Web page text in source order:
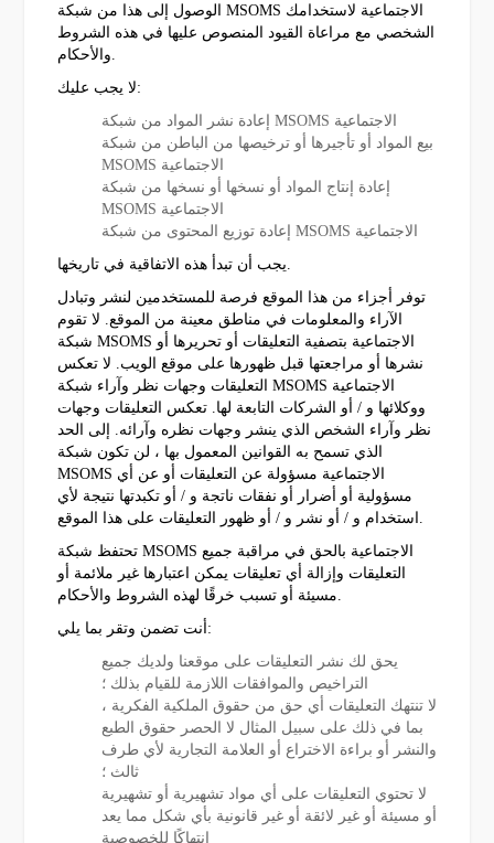
الوصول إلى هذا من شبكة MSOMS الاجتماعية لاستخدامك
الشخصي مع مراعاة القيود المنصوص عليها في هذه الشروط
لا يجب عليك:
إعادة نشر المواد من شبكة MSOMS الاجتماعية
بيع المواد أو تأجيرها أو ترخيصها من الباطن من شبكة
MSOMS الاجتماعية
إعادة إنتاج المواد أو نسخها أو نسخها من شبكة
MSOMS الاجتماعية
إعادة توزيع المحتوى من شبكة MSOMS الاجتماعية
توفر أجزاء من هذا الموقع فرصة للمستخدمين لنشر وتبادل
الآراء والمعلومات في مناطق معينة من الموقع. لا تقوم
شبكة MSOMS الاجتماعية بتصفية التعليقات أو تحريرها أو
نشرها أو مراجعتها قبل ظهورها على موقع الويب. لا تعكس
التعليقات وجهات نظر وآراء شبكة MSOMS الاجتماعية
ووكلائها و / أو الشركات التابعة لها. تعكس التعليقات وجهات
نظر وآراء الشخص الذي ينشر وجهات نظره وآرائه. إلى الحد
الذي تسمح به القوانين المعمول بها ، لن تكون شبكة
MSOMS الاجتماعية مسؤولة عن التعليقات أو عن أي
مسؤولية أو أضرار أو نفقات ناتجة و / أو تكبدتها نتيجة لأي
تحتفظ شبكة MSOMS الاجتماعية بالحق في مراقبة جميع
التعليقات وإزالة أي تعليقات يمكن اعتبارها غير ملائمة أو
أنت تضمن وتقر بما يلي:
يحق لك نشر التعليقات على موقعنا ولديك جميع
التراخيص والموافقات اللازمة للقيام بذلك ؛
لا تنتهك التعليقات أي حق من حقوق الملكية الفكرية ،
بما في ذلك على سبيل المثال لا الحصر حقوق الطبع
والنشر أو براءة الاختراع أو العلامة التجارية لأي طرف
ثالث ؛
لا تحتوي التعليقات على أي مواد تشهيرية أو تشهيرية
أو مسيئة أو غير لائقة أو غير قانونية بأي شكل مما يعد
انتهاكًا للخصوصية